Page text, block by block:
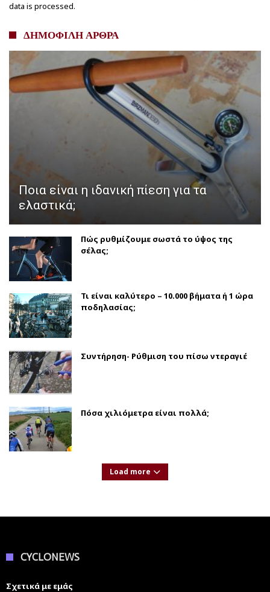
data is processed.
ΔΗΜΟΦΙΛΗ ΑΡΘΡΑ
Ποια είναι η ιδανική πίεση για τα
ελαστικά;
Πώς ρυθμίζουμε σωστά το ύψος της
σέλας;
Τι είναι καλύτερο – 10.000 βήματα ή 1 ώρα
ποδηλασίας;
Συντήρηση- Ρύθμιση του πίσω ντεραγιέ
Πόσα χιλιόμετρα είναι πολλά;
Load more
CYCLONEWS
Σχετικά με εμάς